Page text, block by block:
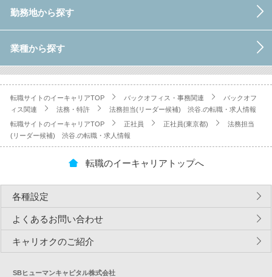
勤務地から探す
業種から探す
転職サイトのイーキャリアTOP バックオフィス・事務関連
バックオフ
ィス関連
法務・特許 法務担当(リーダー候補) 渋谷.の転職・求人情報
転職サイトのイーキャリアTOP 正社員 正社員(東京都)
法務担当
(リーダー候補) 渋谷.の転職・求人情報
転職のイーキャリアトップへ
各種設定
よくあるお問い合わせ
キャリオクのご紹介
SBヒューマンキャピタル株式会社